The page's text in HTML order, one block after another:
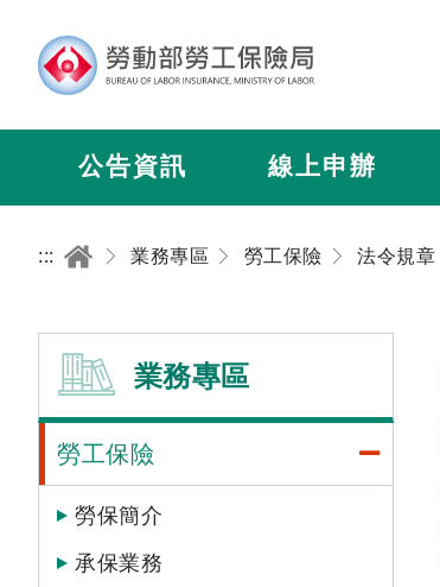
公告資訊 線上申辦
::: 業務專區 勞工保險 法令規章
業務專區
勞工保險
勞保簡介
承保業務